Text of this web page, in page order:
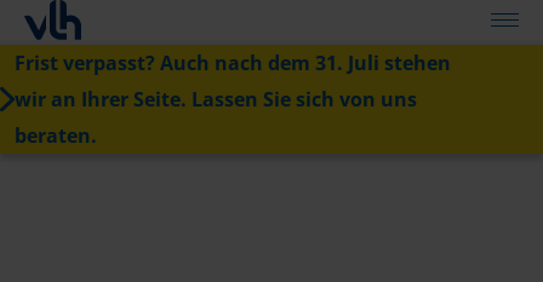
Frist verpasst? Auch nach dem 31. Juli stehen
wir an Ihrer Seite. Lassen Sie sich von uns
beraten.